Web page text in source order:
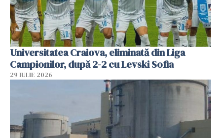
Universitatea Craiova, eliminată din Liga
Campionilor, după 2-2 cu Levski Sofia
29 IULIE 2026